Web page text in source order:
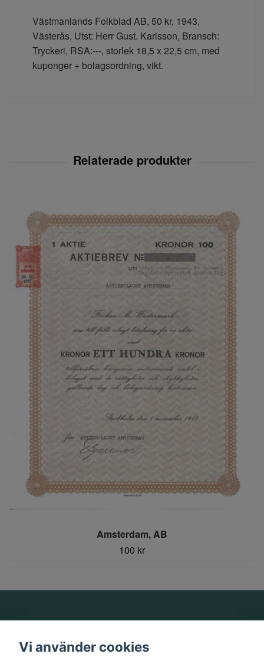
Västmanlands Folkblad AB, 50 kr, 1943,
Västerås, Utst: Herr Gust. Karlsson, Bransch:
Tryckeri, RSA:---, storlek 18,5 x 22,5 cm, med
kuponger + bolagsordning, vikt.
Amsterdam, AB
100 kr
Vi använder cookies